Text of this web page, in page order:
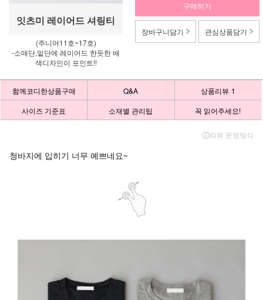
잇츠미 레이어드 셔링티
(주니어11호~17호)
-소매단,밑단에 레이어드 한듯한 배
색디자인이 포인트!!
구매하기
장바구니담기 관심상품담기
함께코디한상품구매 Q&A 상품리뷰 1
사이즈 기준표
소재별 관리팁 꼭 읽어주세요!